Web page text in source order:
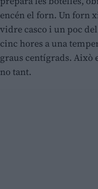
encén el forn. Un forn
vidre casco i un poc
cinc hores a una
graus centígrads. Això
no tant.